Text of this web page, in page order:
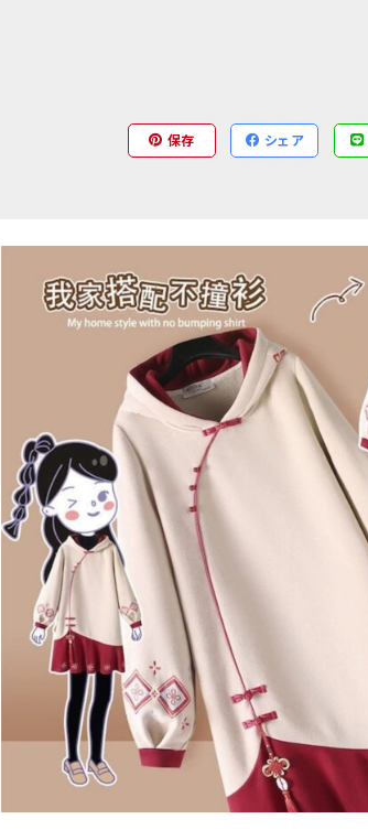
保存 シェア